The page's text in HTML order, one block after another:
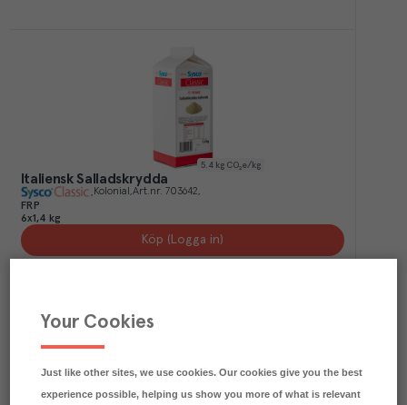
5.4 kg CO₂e/kg
Italiensk Salladskrydda
Kolonial Art.nr. 703642
FRP
6x1,4 kg
Köp (Logga in)
Your Cookies
Just like other sites, we use cookies. Our cookies give you the best
experience possible, helping us show you more of what is relevant